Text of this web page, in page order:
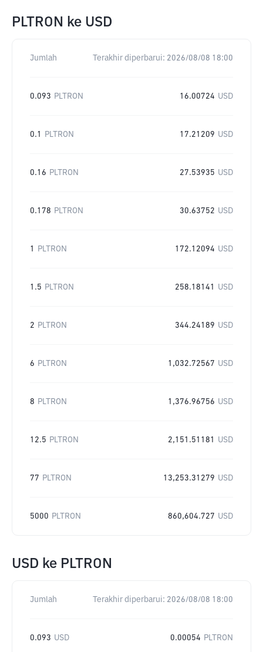
PLTRON ke USD
Jumlah Terakhir diperbarui: 2026/08/08 18:00
0.093 PLTRON 16.00724 USD
0.1 PLTRON 17.21209 USD
0.16 PLTRON 27.53935 USD
0.178 PLTRON 30.63752 USD
1 PLTRON 172.12094 USD
1.5 PLTRON 258.18141 USD
2 PLTRON 344.24189 USD
6 PLTRON 1,032.72567 USD
8 PLTRON 1,376.96756 USD
12.5 PLTRON 2,151.51181 USD
77 PLTRON 13,253.31279 USD
5000 PLTRON 860,604.727 USD
USD ke PLTRON
Jumlah Terakhir diperbarui: 2026/08/08 18:00
0.093 USD 0.00054 PLTRON